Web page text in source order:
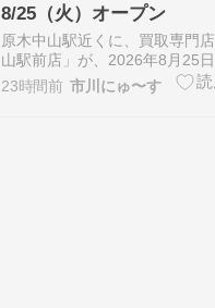
8/25（火）オープン
原木中山駅近くに、買取専門
山駅前店」が、2026年8月25日
ます。 東京メトロ東西線「原
徒歩約1分の場所で、査定は無
23時間前 市川にゅ〜す